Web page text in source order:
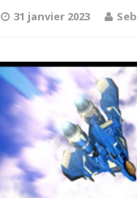
31 janvier 2023 Seb